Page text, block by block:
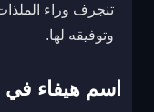
تنجرف وراء
وتوفيقه لها.
اسم هيفاء في